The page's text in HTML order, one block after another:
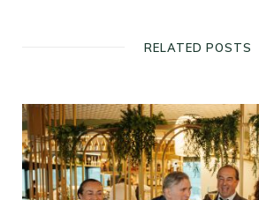
RELATED POSTS